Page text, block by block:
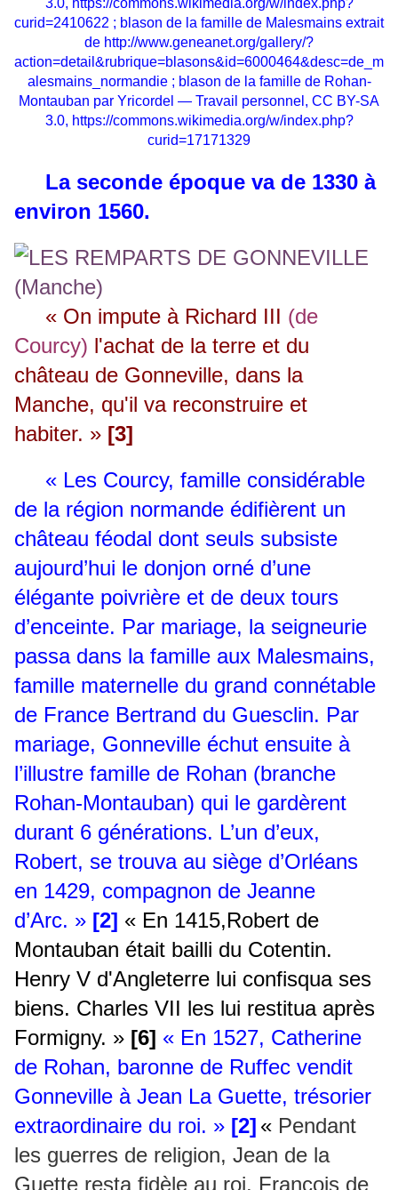
3.0, https://commons.wikimedia.org/w/index.php?
curid=2410622 ; blason de la famille de Malesmains extrait
de http://www.geneanet.org/gallery/?
action=detail&rubrique=blasons&id=6000464&desc=de_m
alesmains_normandie; blason de la famille de Rohan-
Montauban par Yricordel — Travail personnel, CC BY-SA
3.0, https://commons.wikimedia.org/w/index.php?
curid=17171329
La seconde époque va de 1330 à
environ 1560.
« On impute à Richard III (de
Courcy) l'achat de la terre et du
château de Gonneville, dans la
Manche, qu'il va reconstruire et
habiter. » [3]
« Les Courcy, famille considérable
de la région normande édifièrent un
château féodal dont seuls subsiste
aujourd’hui le donjon orné d’une
élégante poivrière et de deux tours
d’enceinte. Par mariage, la seigneurie
passa dans la famille aux Malesmains,
famille maternelle du grand connétable
de France Bertrand du Guesclin. Par
mariage, Gonneville échut ensuite à
l’illustre famille de Rohan (branche
Rohan-Montauban) qui le gardèrent
durant 6 générations. L’un d’eux,
Robert, se trouva au siège d’Orléans
en 1429, compagnon de Jeanne
d’Arc. » [2] « En 1415,Robert de
Montauban était bailli du Cotentin.
Henry V d'Angleterre lui confisqua ses
biens. Charles VII les lui restitua après
Formigny. » [6] « En 1527, Catherine
de Rohan, baronne de Ruffec vendit
Gonneville à Jean La Guette, trésorier
extraordinaire du roi. » [2] « Pendant
les guerres de religion, Jean de la
Guette resta fidèle au roi. François de